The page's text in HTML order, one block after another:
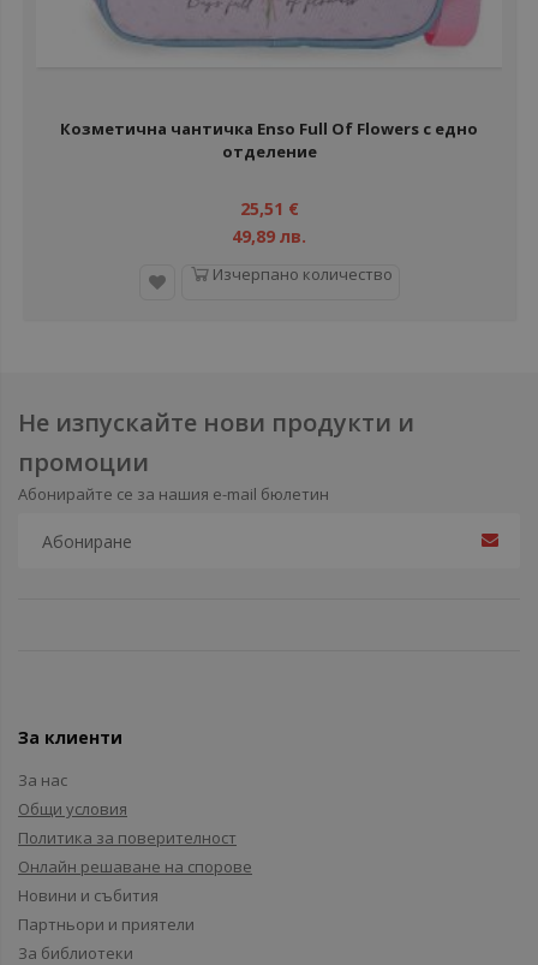
Козметична чантичка Enso Full Of Flowers с едно
отделение
25,51 €
49,89 лв.
Изчерпано количество
Не изпускайте нови продукти и
промоции
Абонирайте се за нашия e-mail бюлетин
За клиенти
За нас
Общи условия
Политика за поверителност
Онлайн решаване на спорове
Новини и събития
Партньори и приятели
За библиотеки